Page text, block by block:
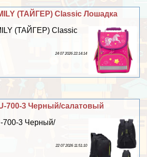
(ТАЙГЕР) Classic Лошадка
(ТАЙГЕР) Classic
24 07 2026 22:14:14
700-3 Черный/салатовый
700-3 Черный/
22 07 2026 11:51:10